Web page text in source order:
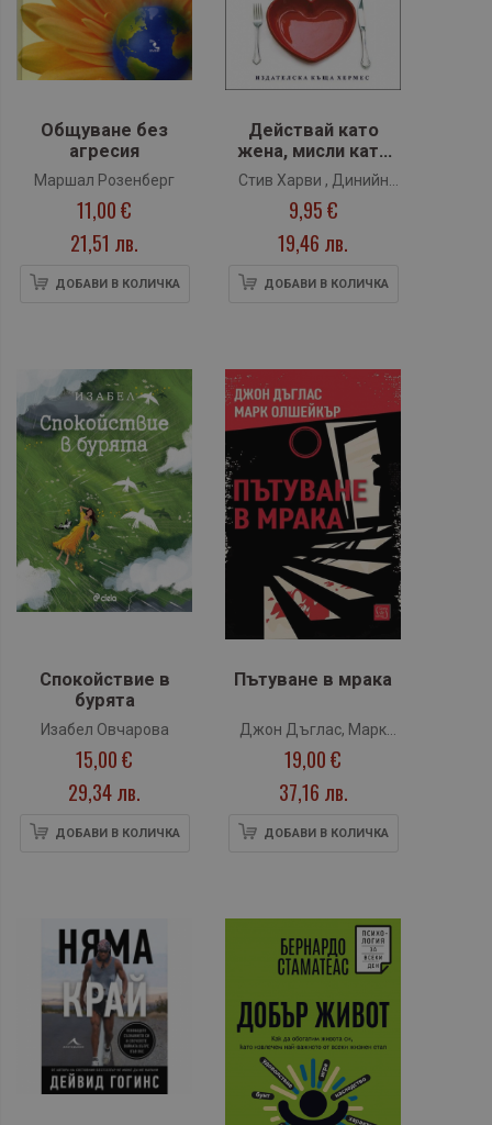
Общуване без
агресия
Маршал Розенберг
11,00 €
21,51 лв.
ДОБАВИ В КОЛИЧКА
Действай като
жена, мисли като
мъж
Стив Харви , Динийн
Милнър
9,95 €
19,46 лв.
ДОБАВИ В КОЛИЧКА
Спокойствие в
бурята
Изабел Овчарова
15,00 €
29,34 лв.
ДОБАВИ В КОЛИЧКА
Пътуване в мрака
Джон Дъглас, Марк
Олшейкър
19,00 €
37,16 лв.
ДОБАВИ В КОЛИЧКА